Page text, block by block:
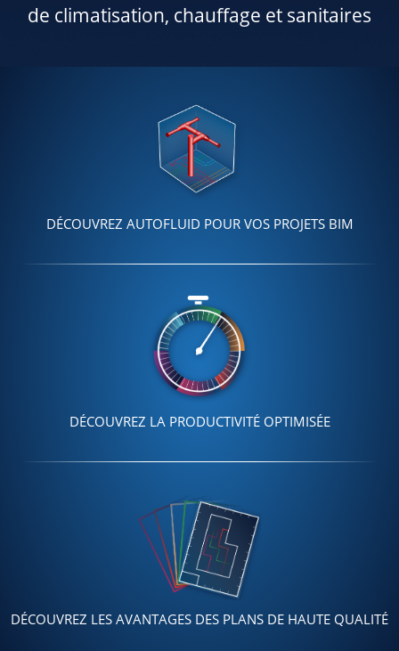
de climatisation, chauffage et sanitaires
DÉCOUVREZ AUTOFLUID POUR VOS PROJETS BIM
DÉCOUVREZ LA PRODUCTIVITÉ OPTIMISÉE
DÉCOUVREZ LES AVANTAGES DES PLANS DE HAUTE QUALITÉ